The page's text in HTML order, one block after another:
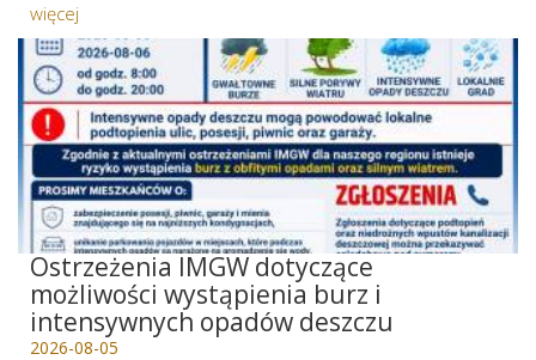
więcej
Ostrzeżenia IMGW dotyczące
możliwości wystąpienia burz i
intensywnych opadów deszczu
2026-08-05